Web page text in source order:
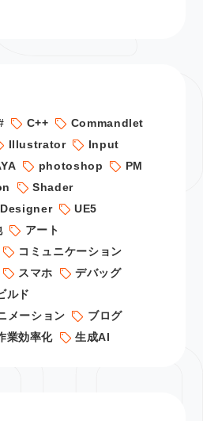
C++
Commandlet
Illustrator
Input
photoshop
PM
Shader
UE5
アート
コミュニケーション
スマホ
デバッグ
ルド
メーション
ブログ
業効率化 生成AI